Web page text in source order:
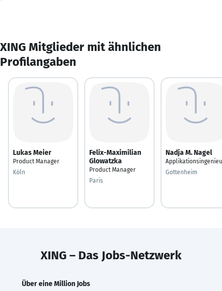
XING Mitglieder mit ähnlichen
Profilangaben
Lukas Meier
Product Manager
Köln
Felix-Maximilian
Glowatzka
Product Manager
Paris
Nadja M. Nagel
Gottenheim
XING – Das Jobs-Netzwerk
Über eine Million Jobs